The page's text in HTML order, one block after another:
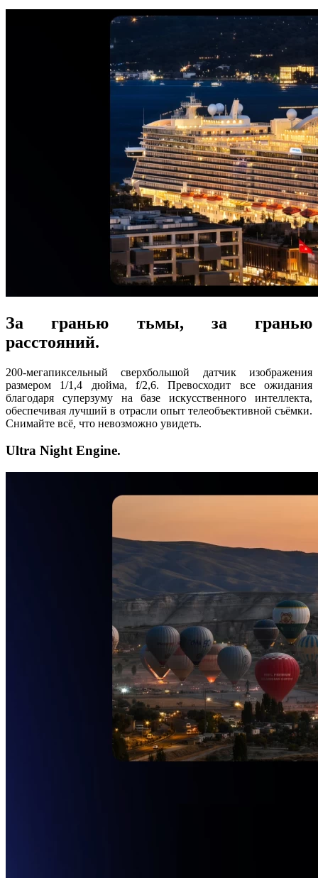
За гранью тьмы, за гранью
расстояний.
200-мегапиксельный сверхбольшой датчик изображения
размером 1/1,4 дюйма, f/2,6. Превосходит все ожидания
благодаря суперзуму на базе искусственного интеллекта,
обеспечивая лучший в отрасли опыт телеобъективной съёмки.
Снимайте всё, что невозможно увидеть.
Ultra Night Engine.